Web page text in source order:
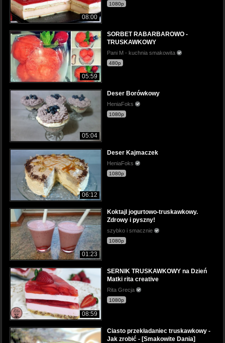
08:00
1080p
05:59
SORBET RABARBAROWO -
TRUSKAWKOWY
Pani M - kuchnia smakowita
480p
05:04
Deser Borówkowy
HeniaFoks
1080p
06:12
Deser Kajmaczek
HeniaFoks
1080p
01:23
Koktajl jogurtowo-truskawkowy.
Zdrowy i pyszny!
szybko i smacznie
1080p
08:59
SERNIK TRUSKAWKOWY na Dzień
Matki rita creative
Rita Grecja
1080p
Ciasto przekładaniec truskawkowy -
Jak zrobić - [Smakowite Dania]